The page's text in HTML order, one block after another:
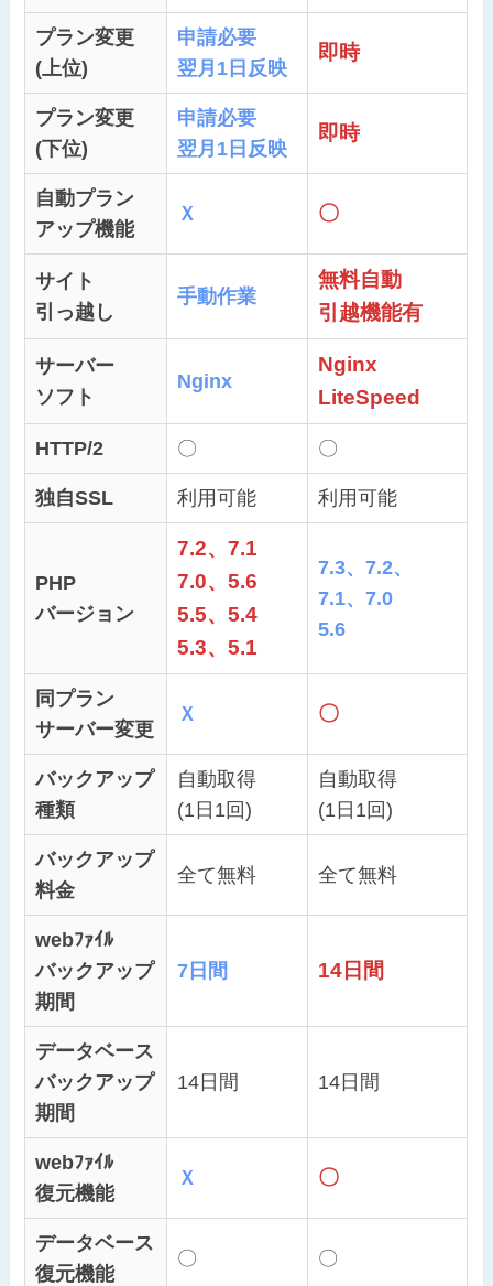
プラン変更
(上位)
申請必要
翌月1日反映
即時
プラン変更
(下位)
申請必要
翌月1日反映
即時
自動プラン
アップ機能
Ｘ 〇
サイト
引っ越し
手動作業
無料自動
引越機能有
サーバー
ソフト
Nginx
Nginx
LiteSpeed
HTTP/2 〇 〇
独自SSL 利用可能 利用可能
PHP
バージョン
7.2、7.1
7.0、5.6
5.5、5.4
5.3、5.1
7.3、7.2、
7.1、7.0
5.6
同プラン
サーバー変更
Ｘ 〇
バックアップ
種類
自動取得
(1日1回)
自動取得
(1日1回)
バックアップ
料金
全て無料 全て無料
webﾌｧｲﾙ
バックアップ
期間
7日間 14日間
データベース
バックアップ
期間
14日間 14日間
webﾌｧｲﾙ
復元機能
Ｘ 〇
データベース
復元機能
〇 〇